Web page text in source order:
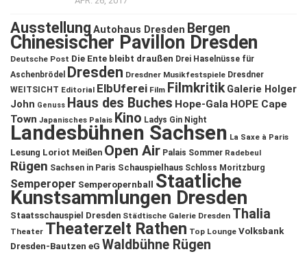
Ausstellung Autohaus Dresden Bergen
Chinesischer Pavillon Dresden
Deutsche Post Die Ente bleibt draußen Drei Haselnüsse für
Aschenbrödel
Dresden Dresdner Musikfestspiele Dresdner
WEITSICHT Editorial ElbUferei Film Filmkritik Galerie Holger
John Genuss Haus des Buches Hope-Gala HOPE Cape
Town Japanisches Palais Kino Ladys Gin Night
Landesbühnen Sachsen La Saxe à Paris
Lesung Loriot Meißen Open Air Palais Sommer Radebeul
Rügen Sachsen in Paris Schauspielhaus Schloss Moritzburg
Semperoper Semperopernball Staatliche
Kunstsammlungen Dresden
Staatsschauspiel Dresden Städtische Galerie Dresden Thalia
Theater Theaterzelt Rathen Top Lounge Volksbank
Dresden-Bautzen eG Waldbühne Rügen